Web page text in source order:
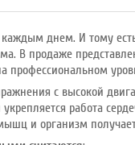
каждым днем. И тому
В продаже
профессиональном
с высокой
работа
и организм